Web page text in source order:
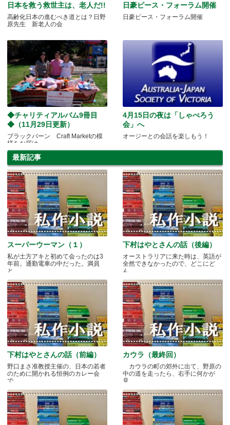
日本を救う救世主は、老人だ!!
高齢化日本の進むべき道とは？日野
原先生 新老人の会
日豪ピース・フォーラム開催
日豪ピース・フォーラム開催
◆チャリティアルバム9冊目
◆（11月29日更新）
ブラックバーン Craft Marketの模
様をお届け
4月15日の夜は「しゃべろう
会」へ
オージーとの会話を楽しもう！
最新記事
スーパーウーマン（１）
私が土方アキと初めて会ったのは3
年前。通勤電車の中だった。満員
と.....
下村はやとさんの話（後編）
オーストラリアに来た時は、英語が
全然できなかったので、どこにど
ん.....
下村はやとさんの話（前編）
野口まさ准教授主催の、日本の若者
のために開かれる恒例のカレー会
で.....
カウラ（最終回）
カウラの町の郊外に出て、野原の
中の道を走ったら、右手に何かが
見.....